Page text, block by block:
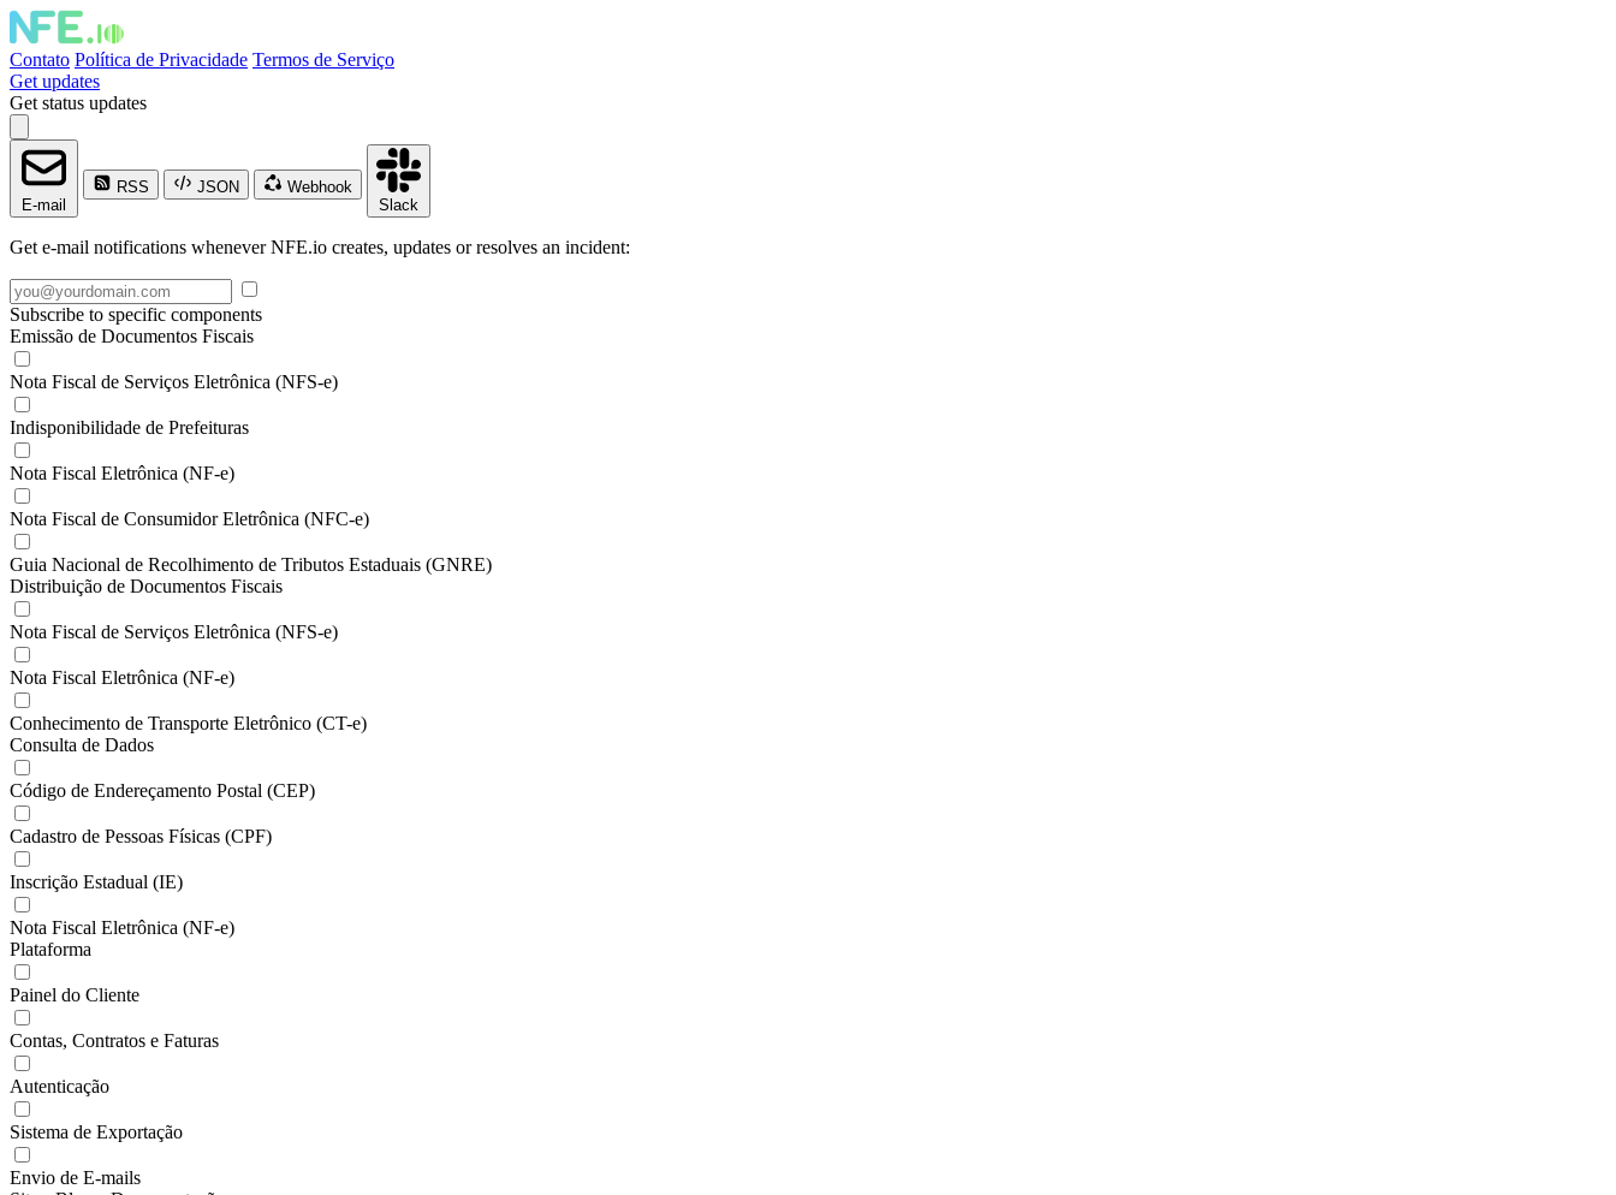
Contato Política de Privacidade Termos de Serviço
Get updates
Get status updates
E-mail
RSS JSON
Webhook
Slack
Get e-mail notifications whenever NFE.io creates, updates or resolves an incident:
Subscribe to specific components
Emissão de Documentos Fiscais
Nota Fiscal de Serviços Eletrônica (NFS-e)
Indisponibilidade de Prefeituras
Nota Fiscal Eletrônica (NF-e)
Nota Fiscal de Consumidor Eletrônica (NFC-e)
Guia Nacional de Recolhimento de Tributos Estaduais (GNRE)
Distribuição de Documentos Fiscais
Nota Fiscal de Serviços Eletrônica (NFS-e)
Nota Fiscal Eletrônica (NF-e)
Conhecimento de Transporte Eletrônico (CT-e)
Consulta de Dados
Código de Endereçamento Postal (CEP)
Cadastro de Pessoas Físicas (CPF)
Inscrição Estadual (IE)
Nota Fiscal Eletrônica (NF-e)
Plataforma
Painel do Cliente
Contas, Contratos e Faturas
Autenticação
Sistema de Exportação
Envio de E-mails